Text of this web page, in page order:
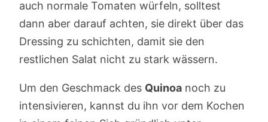
auch normale Tomaten würfeln, solltest
dann aber darauf achten, sie direkt über das
Dressing zu schichten, damit sie den
restlichen Salat nicht zu stark wässern.
Um den Geschmack des Quinoa noch zu
intensivieren, kannst du ihn vor dem Kochen